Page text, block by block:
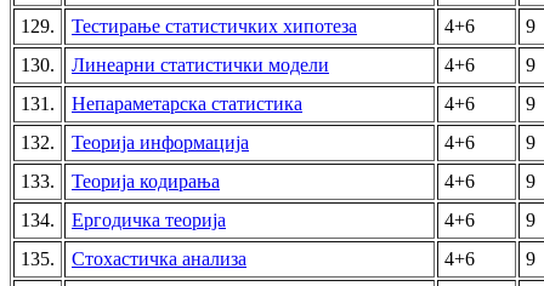
129.
Тестирање статистичких хипотеза 4+6
9
130.
Линеарни статистички модели 4+6
9
131.
Непараметарска статистика 4+6
9
132.
Теорија информација 4+6
9
133.
Теорија кодирања 4+6
9
134.
Ергодичка теорија 4+6
9
135.
Стохастичка анализа 4+6 9